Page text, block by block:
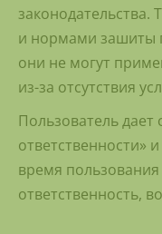
законодательства.
и нормами зашиты
они не могут
из-за отсутствия
Пользователь дает
ответственности»
время
ответственность,